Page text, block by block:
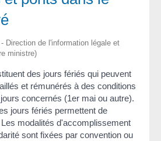
Direction de l'information légale et
ministre)
des jours fériés qui peuvent
et rémunérés à des conditions
concernés (1er mai ou autre).
jours fériés permettent de
modalités d'accomplissement
sont fixées par convention ou